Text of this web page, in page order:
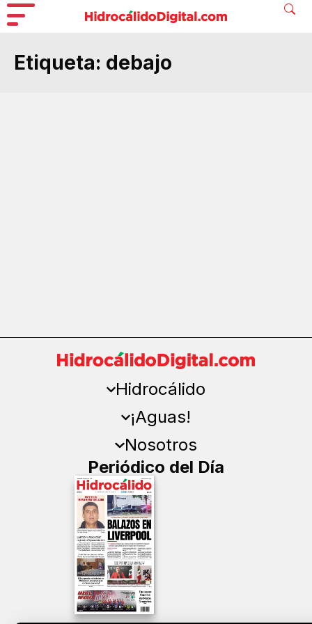
Etiqueta: debajo
Hidrocálido
¡Aguas!
Nosotros
Periódico del Día